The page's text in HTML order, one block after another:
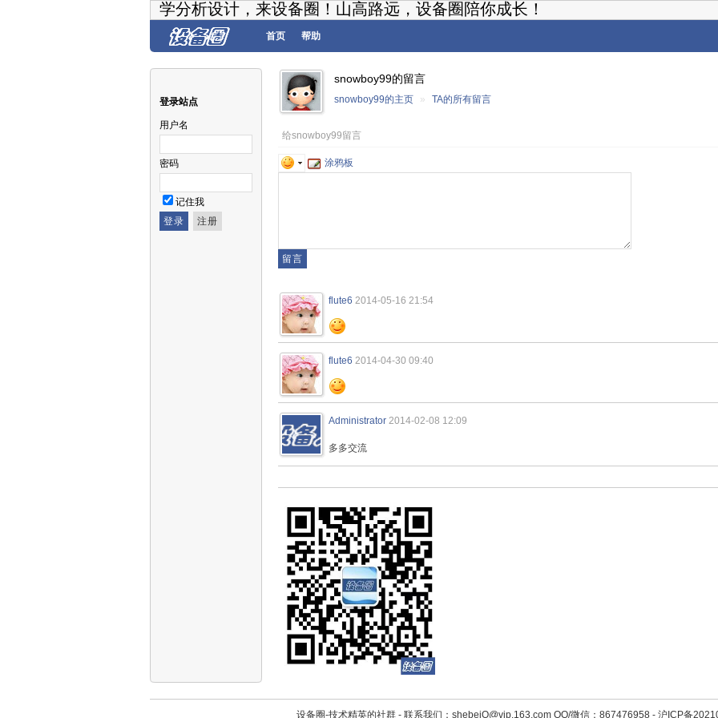
学分析设计，来设备圈！山高路远，设备圈陪你成长！
首页 帮助
登录站点
用户名
密码
记住我
snowboy99的留言
snowboy99的主页 » TA的所有留言
给snowboy99留言
涂鸦板
flute6 2014-05-16 21:54
flute6 2014-04-30 09:40
Administrator 2014-02-08 12:09
多多交流
设备圈-技术精英的社群 - 联系我们：shebeiQ@vip.163.com QQ/微信：867476958- 沪ICP备